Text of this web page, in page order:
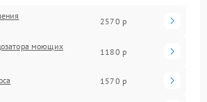
2570 р
моющих
1180 р
1570 р